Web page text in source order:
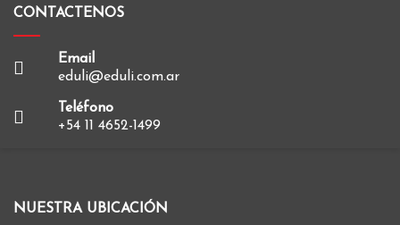
CONTACTENOS
Email
eduli@eduli.com.ar
Teléfono
+54 11 4652-1499
NUESTRA UBICACIÓN